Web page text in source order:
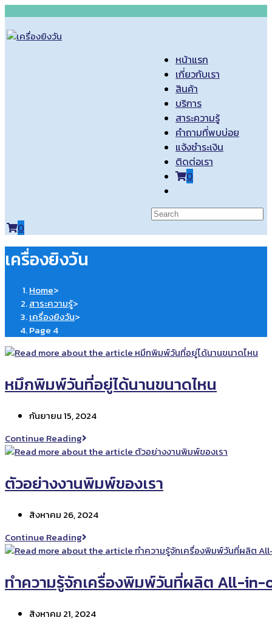
content
หน้าแรก
เกี่ยวกับเรา
สินค้า
บริการ
สาระความรู้
คำถามที่พบบ่อย
แจ้งชำระเงิน
ติดต่อเรา
0
website
search
0
เครื่องยิงวัน
Home>
สาระความรู้>
เครื่องยิงวัน>
Page 4
หมึกพิมพ์วันที่อยู่ได้นานขนาดไหน
Post
กันยายน 15, 2024
Continue Readingหมึก
พิมพ์
ที่
อยู่
นาน
ขนาด
ไหน
ตัวอย่างงานพิมพ์ของเรา
Post
สิงหาคม 26, 2024
Continue Readingตัวอย่าง
งาน
ของ
เรา
ทำความรู้จักเครื่องพิมพ์วันที่ผลิต All-in-
Post
สิงหาคม 21, 2024